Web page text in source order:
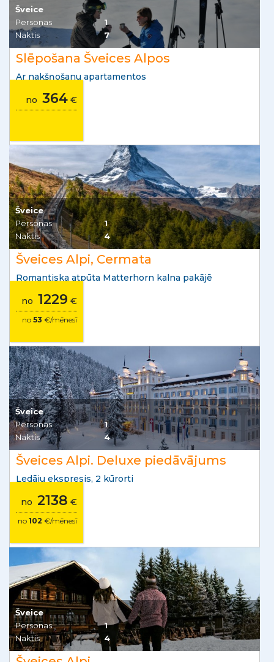
Šveice
Personas
1
Naktis
7
Slēpošana Šveices Alpos
Ar nakšņošanu apartamentos
no 364 €
Šveice
Personas
1
Naktis
4
Šveices Alpi, Cermata
Romantiska atpūta Matterhorn kalna pakājē
no 1229 €
no 53 €/mēnesī
Šveice
Personas
1
Naktis
4
Šveices Alpi. Deluxe piedāvājums
Ledāju ekspresis, 2 kūrorti
no 2138 €
no 102 €/mēnesī
Šveice
Personas
1
Naktis
4